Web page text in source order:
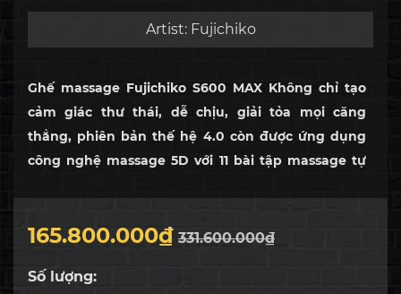
Artist: Fujichiko
Ghế massage Fujichiko S600 MAX Không chỉ tạo
cảm giác thư thái, dễ chịu, giải tỏa mọi căng
thẳng, phiên bản thế hệ 4.0 còn được ứng dụng
công nghệ massage 5D với 11 bài tập massage tự
165.800.000₫ 331.600.000₫
Số lượng: